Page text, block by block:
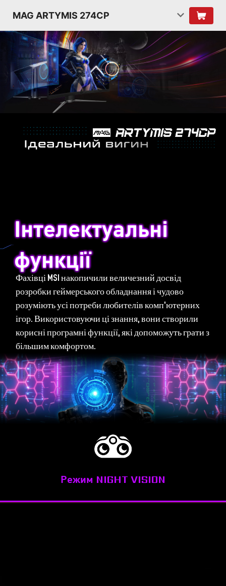
MAG ARTYMIS 274CP
Інтелектуальні
функції
Фахівці MSI накопичили величезний досвід
розробки геймерського обладнання і чудово
розуміють усі потреби любителів комп'ютерних
ігор. Використовуючи ці знання, вони створили
корисні програмні функції, які допоможуть грати з
більшим комфортом.
Режим NIGHT VISION